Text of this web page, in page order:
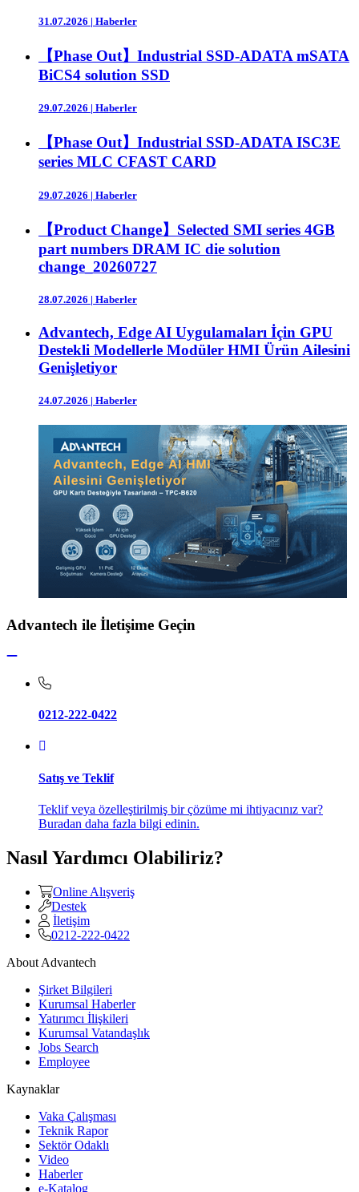
31.07.2026 | Haberler
【Phase Out】Industrial SSD-ADATA mSATA
BiCS4 solution SSD
29.07.2026 | Haberler
【Phase Out】Industrial SSD-ADATA ISC3E
series MLC CFAST CARD
29.07.2026 | Haberler
【Product Change】Selected SMI series 4GB
part numbers DRAM IC die solution
change_20260727
28.07.2026 | Haberler
Advantech, Edge AI Uygulamaları İçin GPU
Destekli Modellerle Modüler HMI Ürün Ailesini
Genişletiyor
24.07.2026 | Haberler
Advantech ile İletişime Geçin
0212-222-0422
Satış ve Teklif
Teklif veya özelleştirilmiş bir çözüme mi ihtiyacınız var?
Buradan daha fazla bilgi edinin.
Nasıl Yardımcı Olabiliriz?
Online Alışveriş
Destek
İletişim
0212-222-0422
About Advantech
Şirket Bilgileri
Kurumsal Haberler
Yatırımcı İlişkileri
Kurumsal Vatandaşlık
Jobs Search
Employee
Kaynaklar
Vaka Çalışması
Teknik Rapor
Sektör Odaklı
Video
Haberler
e-Katalog